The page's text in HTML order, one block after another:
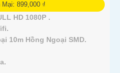
899,000 ₫
HD 1080P .
10m Hồng Ngoại SMD.